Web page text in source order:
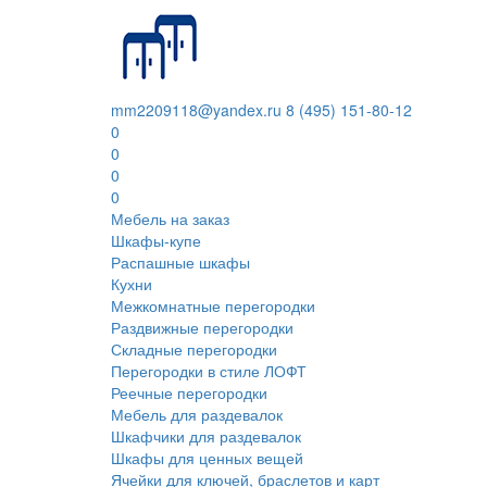
mm2209118@yandex.ru 8 (495) 151-80-12
0
0
0
0
Мебель на заказ
Шкафы-купе
Распашные шкафы
Кухни
Межкомнатные перегородки
Раздвижные перегородки
Складные перегородки
Перегородки в стиле ЛОФТ
Реечные перегородки
Мебель для раздевалок
Шкафчики для раздевалок
Шкафы для ценных вещей
Ячейки для ключей, браслетов и карт